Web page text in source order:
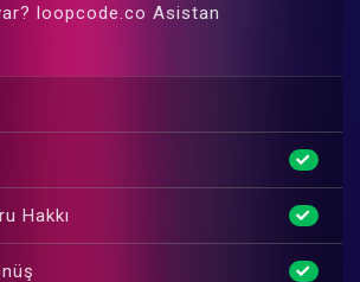
loopcode.co Asistan
Hakkı